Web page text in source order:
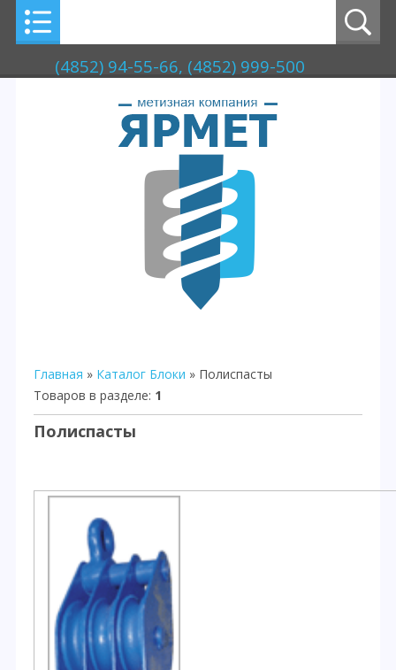
(4852) 94-55-66, (4852) 999-500
Главная » Каталог Блоки » Полиспасты
Товаров в разделе: 1
Полиспасты